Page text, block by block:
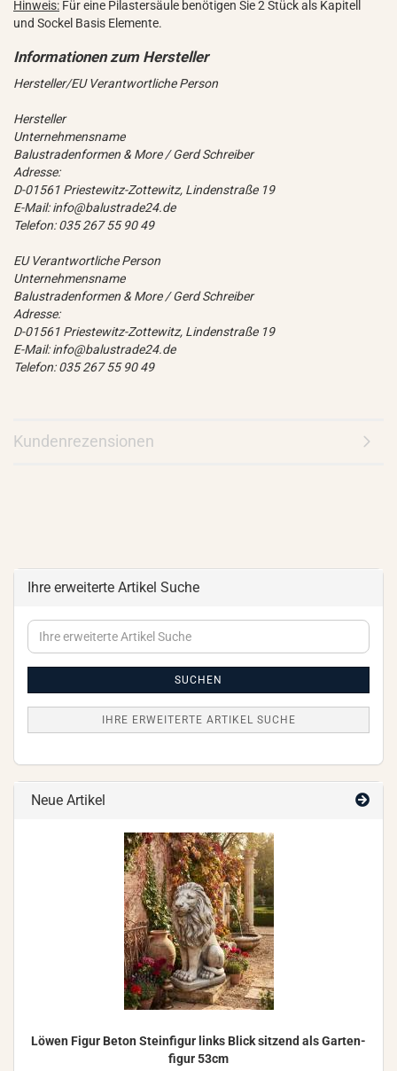
Hinweis: Für eine Pilastersäule benötigen Sie 2 Stück als Kapitell
und Sockel Basis Elemente.
Hersteller/EU Verantwortliche Person
Hersteller
Unternehmensname
Balustradenformen & More / Gerd Schreiber
Adresse:
D-01561 Priestewitz-Zottewitz, Lindenstraße 19
E-Mail: info@balustrade24.de
Telefon: 035 267 55 90 49
EU Verantwortliche Person
Unternehmensname
Balustradenformen & More / Gerd Schreiber
Adresse:
D-01561 Priestewitz-Zottewitz, Lindenstraße 19
E-Mail: info@balustrade24.de
Telefon: 035 267 55 90 49
Kundenrezensionen
Ihre erweiterte Artikel Suche
Ihre
erweiterte
SUCHEN
IHRE ERWEITERTE ARTIKEL SUCHE
Neue Artikel
Löwen Figur Beton Stein­fi­gur links Blick sit­zend als Gar­ten­
fi­gur 53cm